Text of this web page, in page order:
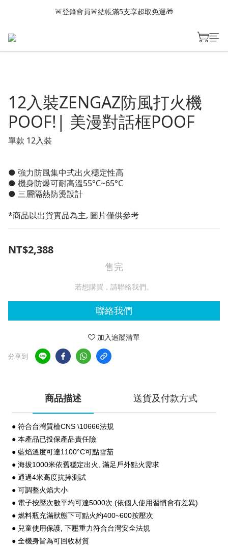
🚨登錄會員🚨結帳滿5支享超取免運🎁
12入裝ZENGAZ防風打火機
POOF!| 美漫對話框POOF
單款 12入裝
● 強力防風集中式出火穩定性高
● 機身防爆可耐高溫55°C~65°C
● 三層隔熱防燙設計
*商品以出貨實品為主, 圖片僅供參考
NT$2,388
售完
若想購買，請聯絡我們。
聯絡我們
加入追蹤清單
分享到
商品描述 送貨及付款方式
● 符合台灣質檢CNS \10666法規
● 本產品已投保產品責任險
● 藍焰溫度可達1100°C可點雪茄
● 海拔1000米依舊穩定出火, 滿足戶外點火需求
● 通過4米高度抗摔測試
● 可調整火焰大小
● 電子按壓次數平均可達5000次 (依個人使用習慣會有差異)
● 燃料瓶充滿狀態下可點火約400~600按壓次
● 兒童使用保護, 下壓重力符合台灣安全法規
● 全機身皆為可回收材質